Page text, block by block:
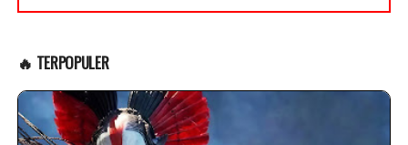
🔥 TERPOPULER